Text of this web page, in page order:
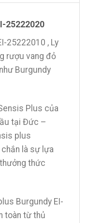
25222020
25222010 , Ly
rượu vang đỏ
Burgundy
Plus của
tại Đức –
plus
là sự lựa
thức
Burgundy EI-
toàn từ thủ